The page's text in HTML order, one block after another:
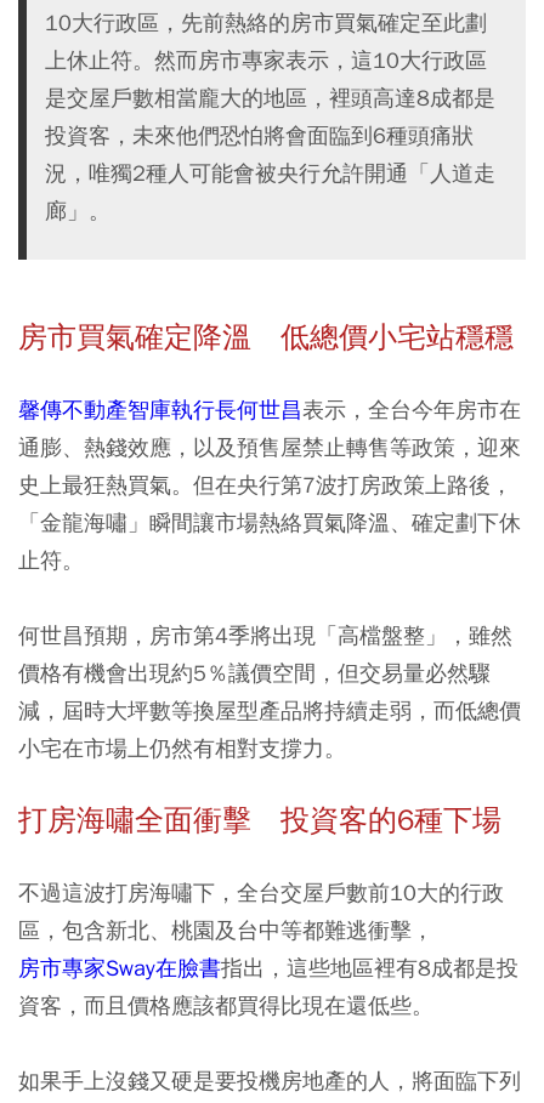
10大行政區，先前熱絡的房市買氣確定至此劃
上休止符。然而房市專家表示，這10大行政區
是交屋戶數相當龐大的地區，裡頭高達8成都是
投資客，未來他們恐怕將會面臨到6種頭痛狀
況，唯獨2種人可能會被央行允許開通「人道走
廊」。
房市買氣確定降溫 低總價小宅站穩穩
馨傳不動產智庫執行長何世昌表示，全台今年房市在
通膨、熱錢效應，以及預售屋禁止轉售等政策，迎來
史上最狂熱買氣。但在央行第7波打房政策上路後，
「金龍海嘯」瞬間讓市場熱絡買氣降溫、確定劃下休
止符。
何世昌預期，房市第4季將出現「高檔盤整」，雖然
價格有機會出現約5％議價空間，但交易量必然驟
減，屆時大坪數等換屋型產品將持續走弱，而低總價
小宅在市場上仍然有相對支撐力。
打房海嘯全面衝擊 投資客的6種下場
不過這波打房海嘯下，全台交屋戶數前10大的行政
區，包含新北、桃園及台中等都難逃衝擊，
房市專家Sway在臉書指出，這些地區裡有8成都是投
資客，而且價格應該都買得比現在還低些。
如果手上沒錢又硬是要投機房地產的人，將面臨下列